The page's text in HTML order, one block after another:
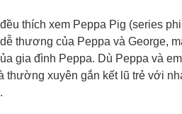
thích xem Peppa Pig (series
thương của Peppa và George,
gia đình Peppa. Dù Peppa và
thường xuyên gắn kết lũ trẻ với